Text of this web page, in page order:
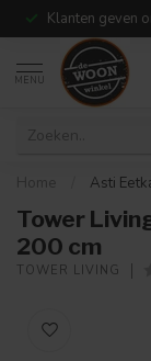
Klanten geven
MENU
Home Asti
Tower
200 cm
TOWER LIVING